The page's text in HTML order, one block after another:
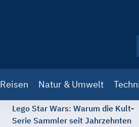
Reisen Natur & Umwelt
Lego Star Wars: Warum die Kult-
Serie Sammler seit Jahrzehnten